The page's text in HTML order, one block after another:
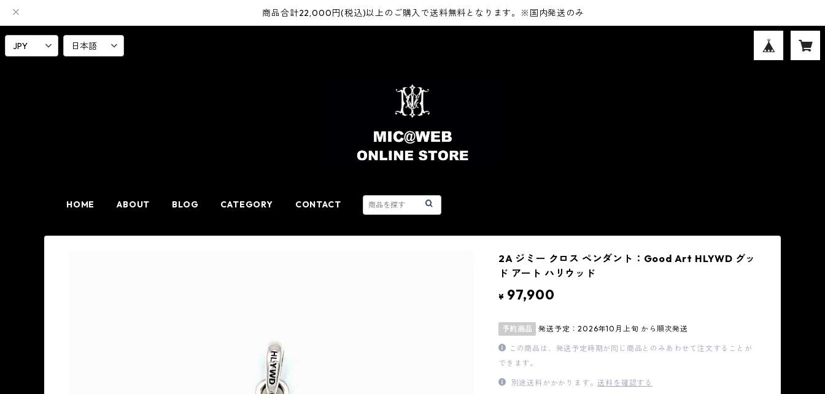
商品合計22,000円(税込)以上のご購入で送料無料となります。※国内発送のみ
HOME ABOUT BLOG CATEGORY CONTACT
2A ジミー クロス ペンダント：Good Art HLYWD グッ
ド アート ハリウッド
¥ 97,900
予約商品 発送予定：2026年10月上旬 から順次発送
この商品は、発送予定時期が同じ商品とのみあわせて注文することが
できます。
別途送料がかかります。送料を確認する